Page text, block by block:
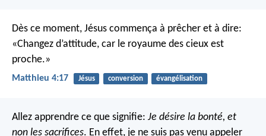
Dès ce moment, Jésus commença à prêcher et à dire:
«Changez d’attitude, car le royaume des cieux est
proche.»
Matthieu 4:17 Jésus conversion évangélisation
Allez apprendre ce que signifie: Je désire la bonté, et
non les sacrifices. En effet, je ne suis pas venu appeler